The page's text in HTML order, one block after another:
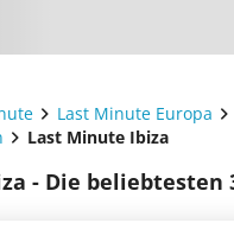
Last Minute Europa
Last Minute Ibiza
- Die beliebtesten